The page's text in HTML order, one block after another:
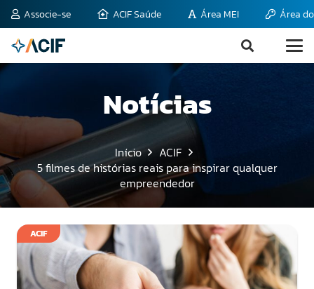
Associe-se ACIF Saúde Área MEI Área
Notícias
Início
ACIF
5 filmes de histórias reais para inspirar qualquer
empreendedor
ACIF